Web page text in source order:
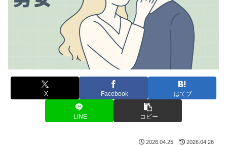
X Facebook はてブ
LINE コピー
2026.04.25 2026.04.26